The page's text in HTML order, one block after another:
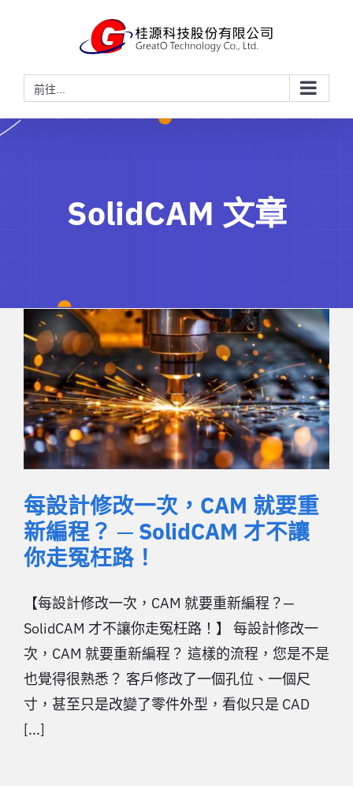
前往...
SolidCAM 文章
每設計修改一次，CAM 就要重
新編程？ ─ SolidCAM 才不讓
你走冤枉路！
【每設計修改一次，CAM 就要重新編程？─
SolidCAM 才不讓你走冤枉路！】 每設計修改一
次，CAM 就要重新編程？ 這樣的流程，您是不是
也覺得很熟悉？ 客戶修改了一個孔位、一個尺
寸，甚至只是改變了零件外型，看似只是 CAD
[...]